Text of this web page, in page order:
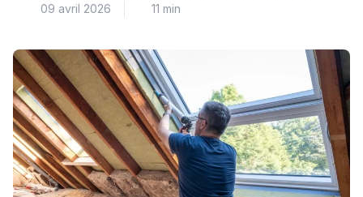
propriétaires. Cette situation se présente
ou d’une terrasse sans laisser son logement ouvert.
La poignée double baie vitrée constitue une réponse
adaptée à cette problématique courante. Elle permet
de manœuvrer la menuiserie des deux côtés […]
09 avril 2026 11 min